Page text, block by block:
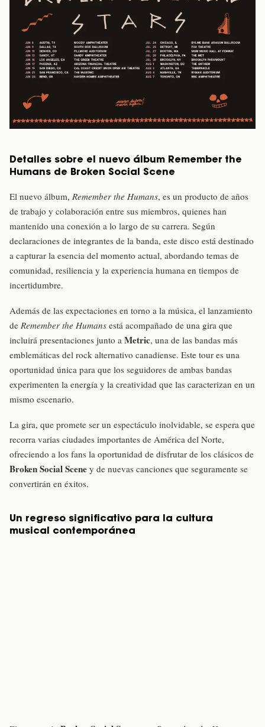
Detalles sobre el nuevo álbum Remember the
Humans de Broken Social Scene
El nuevo álbum, Remember the Humans, es un producto de años
de trabajo y colaboración entre sus miembros, quienes han
mantenido una conexión a lo largo de su carrera. Según
declaraciones de integrantes de la banda, este disco está destinado
a capturar la esencia del momento actual, abordando temas de
comunidad, resiliencia y la experiencia humana en tiempos de
incertidumbre.
Además de las expectaciones en torno a la música, el lanzamiento
de Remember the Humans está acompañado de una gira que
incluirá presentaciones junto a Metric, una de las bandas más
emblemáticas del rock alternativo canadiense. Este tour es una
oportunidad única para que los seguidores de ambas bandas
experimenten la energía y la creatividad que las caracterizan en un
mismo escenario.
La gira, que promete ser un espectáculo inolvidable, se espera que
recorra varias ciudades importantes de América del Norte,
ofreciendo a los fans la oportunidad de disfrutar de los clásicos de
Broken Social Scene y de nuevas canciones que seguramente se
convertirán en éxitos.
Un regreso significativo para la cultura
musical contemporánea